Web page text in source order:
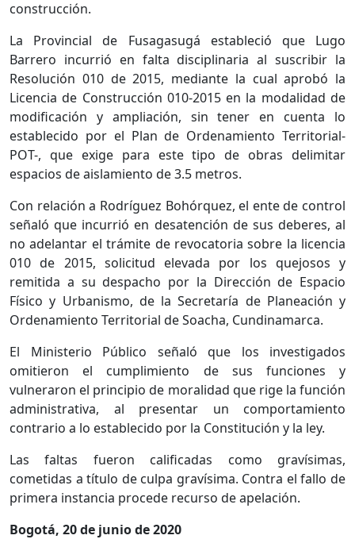
construcción.
La Provincial de Fusagasugá estableció que Lugo
Barrero incurrió en falta disciplinaria al suscribir la
Resolución 010 de 2015, mediante la cual aprobó la
Licencia de Construcción 010-2015 en la modalidad de
modificación y ampliación, sin tener en cuenta lo
establecido por el Plan de Ordenamiento Territorial-
POT-, que exige para este tipo de obras delimitar
espacios de aislamiento de 3.5 metros.
Con relación a Rodríguez Bohórquez, el ente de control
señaló que incurrió en desatención de sus deberes, al
no adelantar el trámite de revocatoria sobre la licencia
010 de 2015, solicitud elevada por los quejosos y
remitida a su despacho por la Dirección de Espacio
Físico y Urbanismo, de la Secretaría de Planeación y
Ordenamiento Territorial de Soacha, Cundinamarca.
El Ministerio Público señaló que los investigados
omitieron el cumplimiento de sus funciones y
vulneraron el principio de moralidad que rige la función
administrativa, al presentar un comportamiento
contrario a lo establecido por la Constitución y la ley.
Las faltas fueron calificadas como gravísimas,
cometidas a título de culpa gravísima. Contra el fallo de
primera instancia procede recurso de apelación.
Bogotá, 20 de junio de 2020